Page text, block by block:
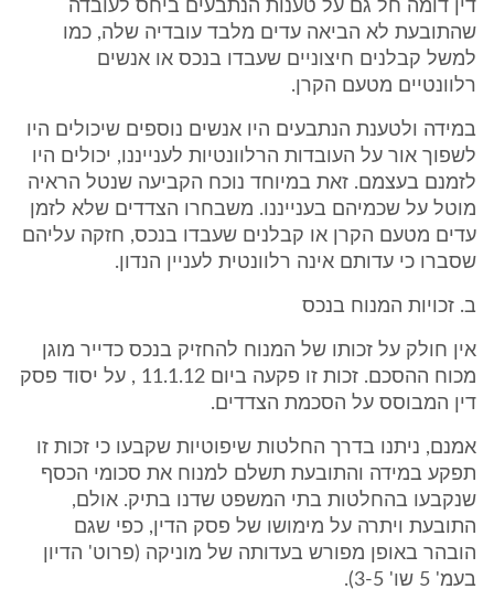
דין דומה חל גם על טענות הנתבעים ביחס לעובדה
שהתובעת לא הביאה עדים מלבד עובדיה שלה, כמו
למשל קבלנים חיצוניים שעבדו בנכס או אנשים
רלוונטיים מטעם הקרן.
במידה ולטענת הנתבעים היו אנשים נוספים שיכולים היו
לשפוך אור על העובדות הרלוונטיות לענייננו, יכולים היו
לזמנם בעצמם. זאת במיוחד נוכח הקביעה שנטל הראיה
מוטל על שכמיהם בענייננו. משבחרו הצדדים שלא לזמן
עדים מטעם הקרן או קבלנים שעבדו בנכס, חזקה עליהם
שסברו כי עדותם אינה רלוונטית לעניין הנדון.
ב. זכויות המנוח בנכס
אין חולק על זכותו של המנוח להחזיק בנכס כדייר מוגן
מכוח ההסכם. זכות זו פקעה ביום 11.1.12 , על יסוד פסק
דין המבוסס על הסכמת הצדדים.
אמנם, ניתנו בדרך החלטות שיפוטיות שקבעו כי זכות זו
תפקע במידה והתובעת תשלם למנוח את סכומי הכסף
שנקבעו בהחלטות בתי המשפט שדנו בתיק. אולם,
התובעת ויתרה על מימושו של פסק הדין, כפי שגם
הובהר באופן מפורש בעדותה של מוניקה (פרוט' הדיון
בעמ' 5 שו' 3-5).